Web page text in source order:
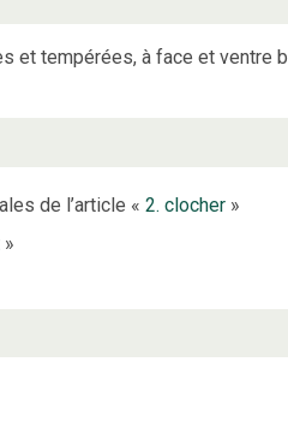
et tempérées, à face et ventre
de l’article «2. clocher »
»